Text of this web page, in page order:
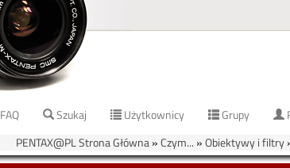
FAQ Szukaj Użytkownicy Grupy
PENTAX@PL Strona Główna»Czym... »Obiektywy i filtry